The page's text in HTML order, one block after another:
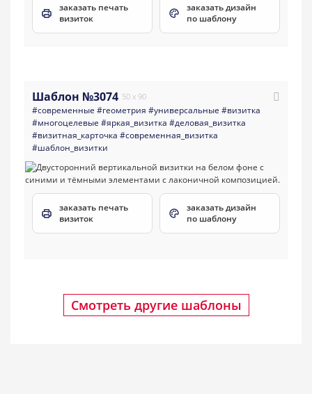
заказать печать
визиток
заказать дизайн
по шаблону
Шаблон №3074 50 x 90
#современные #геометрия #универсальные #визитка
#многоцелевые #яркая_визитка #деловая_визитка
#визитная_карточка #современная_визитка
#шаблон_визитки
заказать печать
визиток
заказать дизайн
по шаблону
Смотреть другие шаблоны